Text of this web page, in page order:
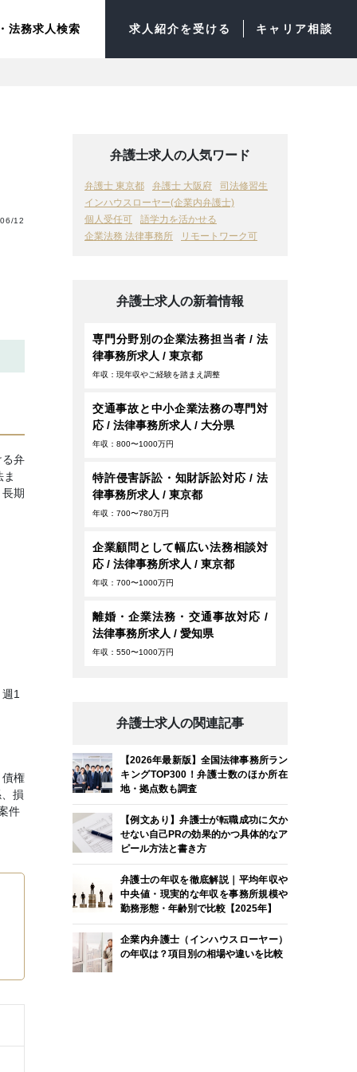
法務求人検索 求人紹介を受ける キャリア相談
12
る弁
期
1
債権
損
件
弁護士求人の人気ワード
弁護士 東京都 弁護士 大阪府
司法修習生
インハウスローヤー(企業内弁護士)
個人受任可
語学力を活かせる
企業法務 法律事務所
リモートワーク可
弁護士求人の新着情報
専門分野別の企業法務担当者 / 法
律事務所求人 / 東京都
年収：現年収やご経験を踏まえ調整
交通事故と中小企業法務の専門対
応 / 法律事務所求人 / 大分県
年収：800〜1000万円
特許侵害訴訟・知財訴訟対応 / 法
律事務所求人 / 東京都
年収：700〜780万円
企業顧問として幅広い法務相談対
応 / 法律事務所求人 / 東京都
年収：700〜1000万円
離婚・企業法務・交通事故対応 /
法律事務所求人 / 愛知県
年収：550〜1000万円
弁護士求人の関連記事
【2026年最新版】全国法律事務所ラン
キングTOP300！弁護士数のほか所在
地・拠点数も調査
【例文あり】弁護士が転職成功に欠か
せない自己PRの効果的かつ具体的なア
ピール方法と書き方
弁護士の年収を徹底解説｜平均年収や
中央値・現実的な年収を事務所規模や
勤務形態・年齢別で比較【2025年】
企業内弁護士（インハウスローヤー）
の年収は？項目別の相場や違いを比較